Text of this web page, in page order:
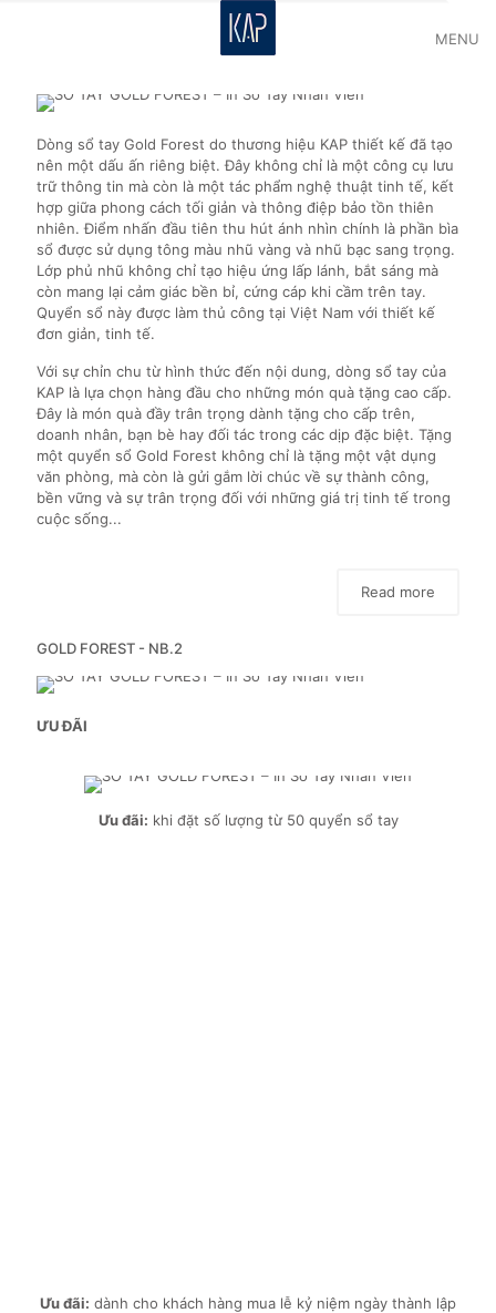
MENU
Dòng sổ tay Gold Forest do thương hiệu KAP thiết kế đã tạo
nên một dấu ấn riêng biệt. Đây không chỉ là một công cụ lưu
trữ thông tin mà còn là một tác phẩm nghệ thuật tinh tế, kết
hợp giữa phong cách tối giản và thông điệp bảo tồn thiên
nhiên. Điểm nhấn đầu tiên thu hút ánh nhìn chính là phần bìa
sổ được sử dụng tông màu nhũ vàng và nhũ bạc sang trọng.
Lớp phủ nhũ không chỉ tạo hiệu ứng lấp lánh, bắt sáng mà
còn mang lại cảm giác bền bỉ, cứng cáp khi cầm trên tay.
Quyển sổ này được làm thủ công tại Việt Nam với thiết kế
đơn giản, tinh tế.
Với sự chỉn chu từ hình thức đến nội dung, dòng sổ tay của
KAP là lựa chọn hàng đầu cho những món quà tặng cao cấp.
Đây là món quà đầy trân trọng dành tặng cho cấp trên,
doanh nhân, bạn bè hay đối tác trong các dịp đặc biệt. Tặng
một quyển sổ Gold Forest không chỉ là tặng một vật dụng
văn phòng, mà còn là gửi gắm lời chúc về sự thành công,
bền vững và sự trân trọng đối với những giá trị tinh tế trong
cuộc sống...
Read more
GOLD FOREST - NB.2
ƯU ĐÃI
Ưu đãi: khi đặt số lượng từ 50 quyển sổ tay
Ưu đãi: dành cho khách hàng mua lễ kỷ niệm ngày thành lập